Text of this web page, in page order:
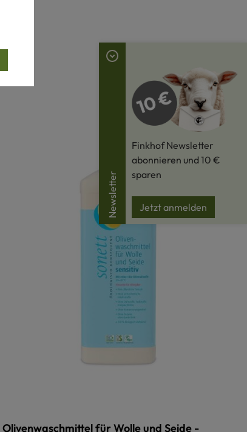
Olivenwaschmittel für Wolle und Seide -
Newsletter
Finkhof Newsletter
abonnieren und 10 €
sparen
Jetzt anmelden